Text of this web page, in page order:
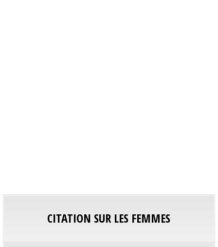
CITATION SUR LES FEMMES